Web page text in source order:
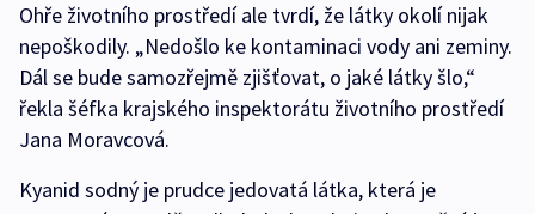
Ohře životního prostředí ale tvrdí, že látky okolí nijak
nepoškodily. „Nedošlo ke kontaminaci vody ani zeminy.
Dál se bude samozřejmě zjišťovat, o jaké látky šlo,“
řekla šéfka krajského inspektorátu životního prostředí
Jana Moravcová.
Kyanid sodný je prudce jedovatá látka, která je